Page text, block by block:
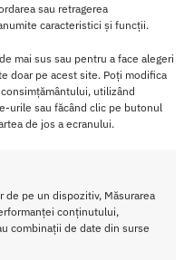
sau retragerea
caracteristici și funcții.
mai sus sau pentru a face alegeri
doar pe acest site. Poți modifica
utilizând
urile sau făcând clic pe butonul
de jos a ecranului.
de pe un dispozitiv, Măsurarea
conținutului,
combinații de date din surse
extrema.
confortul si pentru a
senzuale si misterioase
opac si captusitpentru
pentru o fixare usoara si